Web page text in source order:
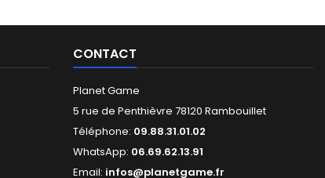
CONTACT
Planet Game
5 rue de Penthièvre 78120 Rambouillet
Téléphone: 09.88.31.01.02
WhatsApp: 06.69.62.13.91
Email: infos@planetgame.fr